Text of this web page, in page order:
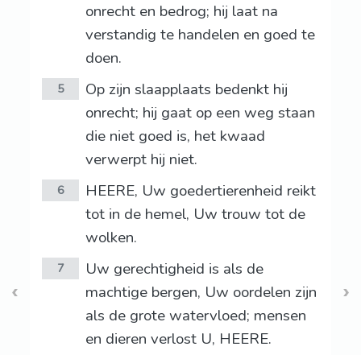
onrecht en bedrog; hij laat na
verstandig te handelen en goed te
doen.
5
Op zijn slaapplaats bedenkt hij
onrecht; hij gaat op een weg staan
die niet goed is, het kwaad
verwerpt hij niet.
6
HEERE, Uw goedertierenheid reikt
tot in de hemel, Uw trouw tot de
wolken.
7
Uw gerechtigheid is als de
machtige bergen, Uw oordelen zijn
als de grote watervloed; mensen
en dieren verlost U, HEERE.